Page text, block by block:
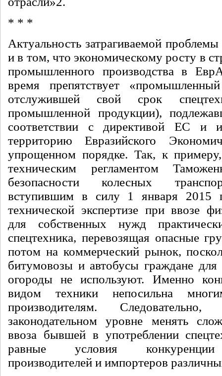
* * *
Актуальность затрагиваемой
и в том, что экономическому росту в
промышленного производства в
время препятствует
отслужившей свой срок
промышленной продукции),
соответствии с директивой ЕС и
территорию Евразийского
упрощенном порядке. Так, к
техническим регламентом
безопасности колесных
вступившим в силу 1 января 2015
технической экспертизе при ввозе
для собственных нужд
спецтехника, перевозящая опасные
потом на коммерческий рынок,
битумовозы и автобусы граждане
огороды не используют. Именно
видом техники непосильна
производителям.
законодательном уровне менять
ввоза бывшей в употреблении
равные условия конкуренции
производителей и импортеров